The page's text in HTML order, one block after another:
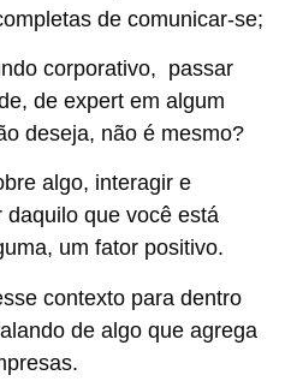
de comunicar-se;
corporativo, passar
de expert em algum
deseja, não é mesmo?
algo, interagir e
que você está
um fator positivo.
contexto para dentro
de algo que agrega